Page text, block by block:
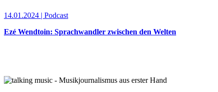
14.01.2024 | Podcast
Ezé Wendtoin: Sprachwandler zwischen den Welten